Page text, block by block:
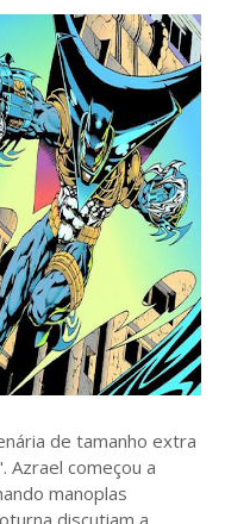
de tamanho extra
Azrael começou a
manoplas
discutiam a